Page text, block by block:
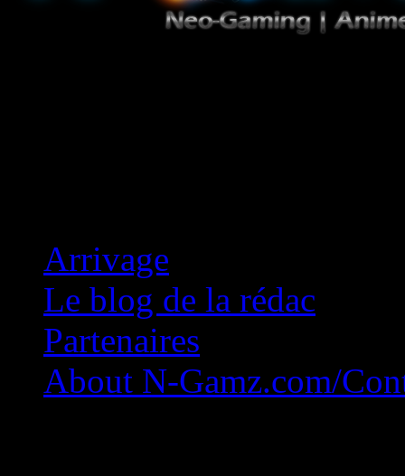
Arrivage
Le blog de la rédac
Partenaires
About N-Gamz.com/